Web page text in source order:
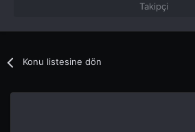
Takipçi
Konu listesine dön